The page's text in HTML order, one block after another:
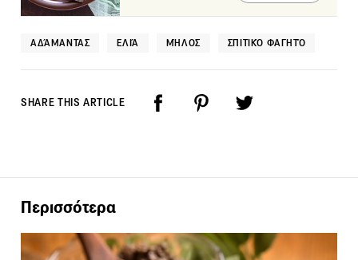
ΑΔΆΜΑΝΤΑΣ ΕΛΙΆ ΜΉΛΟΣ ΣΠΙΤΙΚΌ ΦΑΓΗΤΌ
SHARE THIS ARTICLE
Περισσότερα